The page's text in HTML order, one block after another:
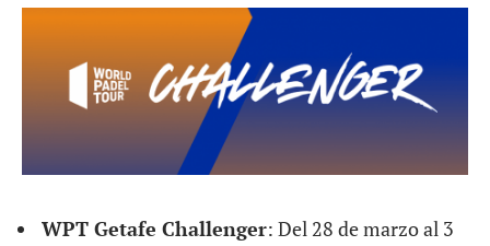
WPT Getafe Challenger: Del 28 de marzo al 3